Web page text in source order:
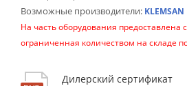
Возможные производители: KLEMSAN
На часть оборудования предоставлена
ограниченная количеством на складе
Дилерский сертификат